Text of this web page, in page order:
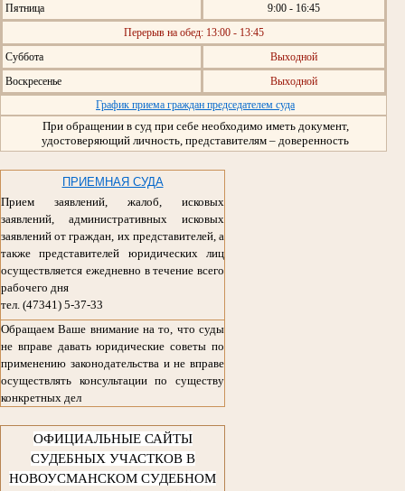
Пятница
9:00 - 16:45
Перерыв на обед: 13:00 - 13:45
Суббота
Выходной
Воскресенье
Выходной
График приема граждан председателем суда
При обращении в суд при себе необходимо иметь документ,
удостоверяющий личность, представителям – доверенность
ПРИЕМНАЯ СУДА
Прием заявлений, жалоб, исковых
заявлений, административных исковых
заявлений от граждан, их представителей, а
также представителей юридических лиц
осуществляется ежедневно в течение всего
рабочего дня
тел. (47341) 5-37-33
Обращаем Ваше внимание на то, что суды
не вправе давать юридические советы по
применению законодательства и не вправе
осуществлять консультации по существу
конкретных дел
ОФИЦИАЛЬНЫЕ САЙТЫ
СУДЕБНЫХ УЧАСТКОВ В
НОВОУСМАНСКОМ СУДЕБНОМ